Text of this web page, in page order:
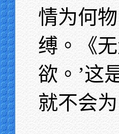
情为何
缚。《
欲。’这
就不会